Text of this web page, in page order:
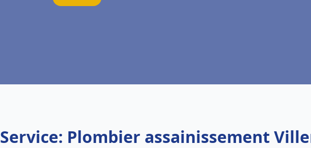
Service: Plombier assainissement